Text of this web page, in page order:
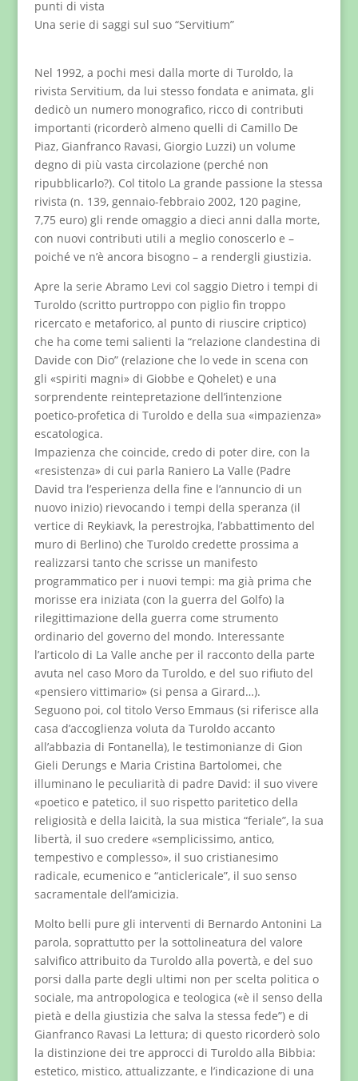
punti di vista
Una serie di saggi sul suo “Servitium”
Nel 1992, a pochi mesi dalla morte di Turoldo, la
rivista Servitium, da lui stesso fondata e animata, gli
dedicò un numero monografico, ricco di contributi
importanti (ricorderò almeno quelli di Camillo De
Piaz, Gianfranco Ravasi, Giorgio Luzzi) un volume
degno di più vasta circolazione (perché non
ripubblicarlo?). Col titolo La grande passione la stessa
rivista (n. 139, gennaio-febbraio 2002, 120 pagine,
7,75 euro) gli rende omaggio a dieci anni dalla morte,
con nuovi contributi utili a meglio conoscerlo e –
poiché ve n’è ancora bisogno – a rendergli giustizia.
Apre la serie Abramo Levi col saggio Dietro i tempi di
Turoldo (scritto purtroppo con piglio fin troppo
ricercato e metaforico, al punto di riuscire criptico)
che ha come temi salienti la “relazione clandestina di
Davide con Dio” (relazione che lo vede in scena con
gli «spiriti magni» di Giobbe e Qohelet) e una
sorprendente reintepretazione dell’intenzione
poetico-profetica di Turoldo e della sua «impazienza»
escatologica.
Impazienza che coincide, credo di poter dire, con la
«resistenza» di cui parla Raniero La Valle (Padre
David tra l’esperienza della fine e l’annuncio di un
nuovo inizio) rievocando i tempi della speranza (il
vertice di Reykiavk, la perestrojka, l’abbattimento del
muro di Berlino) che Turoldo credette prossima a
realizzarsi tanto che scrisse un manifesto
programmatico per i nuovi tempi: ma già prima che
morisse era iniziata (con la guerra del Golfo) la
rilegittimazione della guerra come strumento
ordinario del governo del mondo. Interessante
l’articolo di La Valle anche per il racconto della parte
avuta nel caso Moro da Turoldo, e del suo rifiuto del
«pensiero vittimario» (si pensa a Girard…).
Seguono poi, col titolo Verso Emmaus (si riferisce alla
casa d’accoglienza voluta da Turoldo accanto
all’abbazia di Fontanella), le testimonianze di Gion
Gieli Derungs e Maria Cristina Bartolomei, che
illuminano le peculiarità di padre David: il suo vivere
«poetico e patetico, il suo rispetto paritetico della
religiosità e della laicità, la sua mistica “feriale”, la sua
libertà, il suo credere «semplicissimo, antico,
tempestivo e complesso», il suo cristianesimo
radicale, ecumenico e “anticlericale”, il suo senso
sacramentale dell’amicizia.
Molto belli pure gli interventi di Bernardo Antonini La
parola, soprattutto per la sottolineatura del valore
salvifico attribuito da Turoldo alla povertà, e del suo
porsi dalla parte degli ultimi non per scelta politica o
sociale, ma antropologica e teologica («è il senso della
pietà e della giustizia che salva la stessa fede”) e di
Gianfranco Ravasi La lettura; di questo ricorderò solo
la distinzione dei tre approcci di Turoldo alla Bibbia:
estetico, mistico, attualizzante, e l’indicazione di una